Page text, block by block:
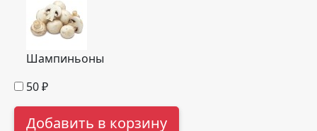
Шампиньоны
50₽
Добавить в корзину